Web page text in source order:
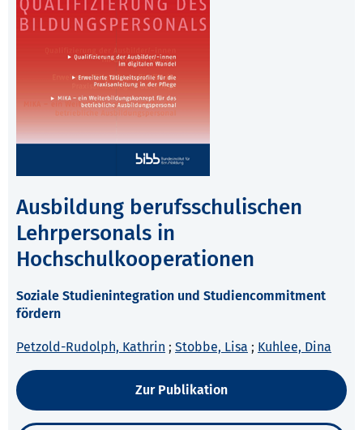
Ausbildung berufsschulischen
Lehrpersonals in
Hochschulkooperationen
Soziale Studienintegration und Studiencommitment
fördern
Petzold-Rudolph, Kathrin ; Stobbe, Lisa ; Kuhlee, Dina
Zur Publikation